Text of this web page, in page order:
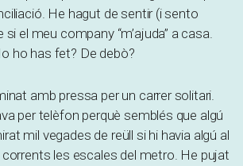
He hagut de sentir (i sento
el meu company “m’ajuda” a casa.
ho has fet? De debò?
amb pressa per un carrer solitari.
per telèfon perquè semblés que algú
mil vegades de reüll si hi havia algú al
corrents les escales del metro. He pujat